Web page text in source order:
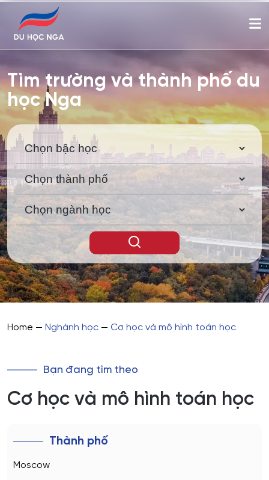
Tìm trường và thành phố du
học Nga
Home — Nghành học — Cơ học và mô hình toán học
Bạn đang tìm theo
Cơ học và mô hình toán học
Thành phố
Moscow